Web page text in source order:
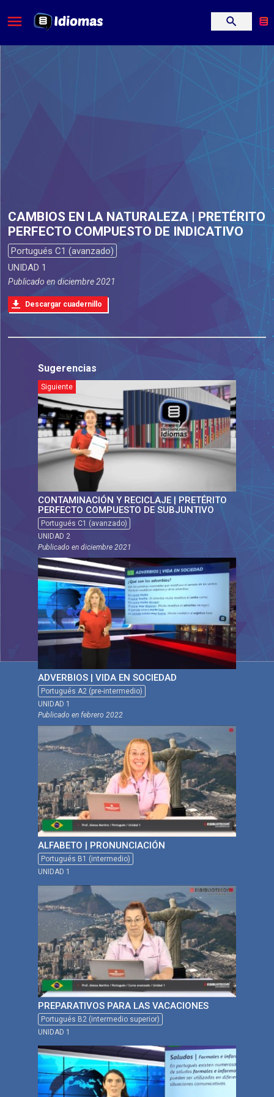
CAMBIOS EN LA NATURALEZA | PRETÉRITO
PERFECTO COMPUESTO DE INDICATIVO
Portugués C1 (avanzado)
UNIDAD 1
Publicado endiciembre 2021
Descargar cuadernillo
Sugerencias
Siguiente
CONTAMINACIÓN Y RECICLAJE | PRETÉRITO
PERFECTO COMPUESTO DE SUBJUNTIVO
Portugués C1 (avanzado)
UNIDAD 2
Publicado endiciembre 2021
ADVERBIOS | VIDA EN SOCIEDAD
Portugués A2 (pre-intermedio)
UNIDAD 1
Publicado enfebrero 2022
ALFABETO | PRONUNCIACIÓN
Portugués B1 (intermedio)
UNIDAD 1
PREPARATIVOS PARA LAS VACACIONES
Portugués B2 (intermedio superior)
UNIDAD 1